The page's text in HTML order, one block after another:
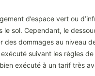
d’espace vert ou
sol. Cependant, le
dommages au niveau
suivant les règles
exécuté à un tarif très